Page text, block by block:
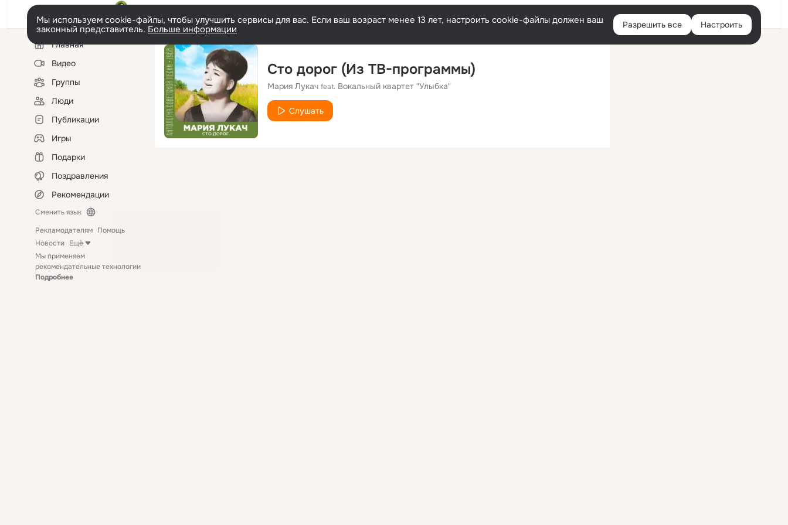
Войти
Мы используем cookie-файлы, чтобы улучшить сервисы для вас. Если ваш возраст менее 13 лет, настроить cookie-файлы должен ваш
законный представитель. Больше информации Разрешить все Настроить
Левая
колонкаГлавная
Видео
Группы
Люди
Публикации
Игры
Подарки
Поздравления
Рекомендации
Сменить язык
Рекламодателям Помощь
Новости Ещё
Мы применяем
рекомендательные технологии
Подробнее
Сто дорог (Из ТВ-программы)
Мария Лукач feat. Вокальный квартет "Улыбка"
Слушать